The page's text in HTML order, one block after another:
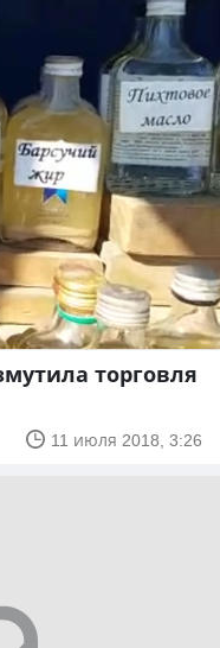
торговля
11 июля 2018, 3:26